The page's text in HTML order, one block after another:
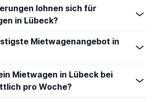
lohnen sich für
in Lübeck?
Mietwagenangebot in
Mietwagen in Lübeck bei
pro Woche?